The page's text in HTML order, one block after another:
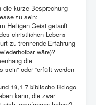
die kurze Besprechung
zu sein:
Heiligen Geist getauft
christlichen Lebens
zu trennende Erfahrung
wäre)?
die
sein” oder “erfüllt werden
19,1-7 biblische Belege
kann, die zwar